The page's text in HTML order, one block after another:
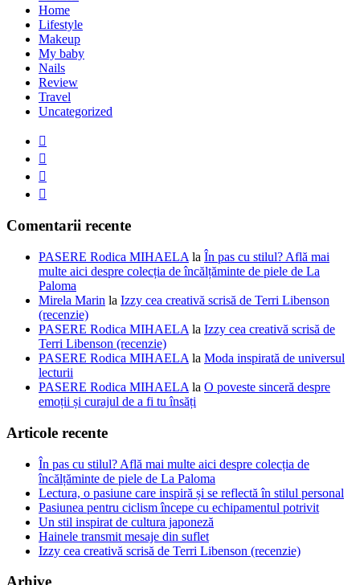
Home
Lifestyle
Makeup
My baby
Nails
Review
Travel
Uncategorized
Comentarii recente
PASERE Rodica MIHAELA la În pas cu stilul? Află mai
multe aici despre colecția de încălțăminte de piele de La
Paloma
Mirela Marin la Izzy cea creativă scrisă de Terri Libenson
(recenzie)
PASERE Rodica MIHAELA la Izzy cea creativă scrisă de
Terri Libenson (recenzie)
PASERE Rodica MIHAELA la Moda inspirată de universul
lecturii
PASERE Rodica MIHAELA la O poveste sinceră despre
emoții și curajul de a fi tu însăți
Articole recente
În pas cu stilul? Află mai multe aici despre colecția de
încălțăminte de piele de La Paloma
Lectura, o pasiune care inspiră și se reflectă în stilul personal
Pasiunea pentru ciclism începe cu echipamentul potrivit
Un stil inspirat de cultura japoneză
Hainele transmit mesaje din suflet
Izzy cea creativă scrisă de Terri Libenson (recenzie)
Arhive